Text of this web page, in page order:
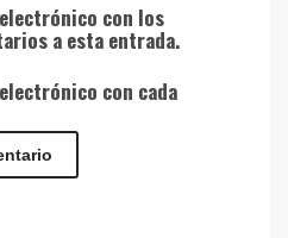
con los
a esta entrada.
con cada